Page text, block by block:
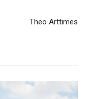
Theo Arttimes​